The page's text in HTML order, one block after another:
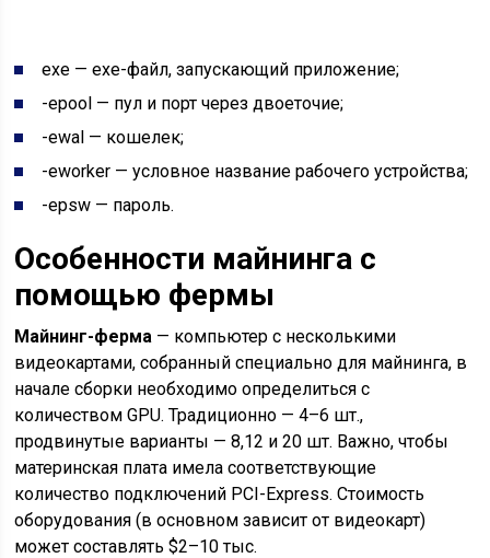
exe — exe-файл, запускающий приложение;
-epool — пул и порт через двоеточие;
-ewal — кошелек;
-eworker — условное название рабочего устройства;
-epsw — пароль.
Особенности майнинга с
помощью фермы
Майнинг-ферма — компьютер с несколькими
видеокартами, собранный специально для майнинга, в
начале сборки необходимо определиться с
количеством GPU. Традиционно — 4–6 шт.,
продвинутые варианты — 8,12 и 20 шт. Важно, чтобы
материнская плата имела соответствующие
количество подключений PCI-Express. Стоимость
оборудования (в основном зависит от видеокарт)
может составлять $2–10 тыс.